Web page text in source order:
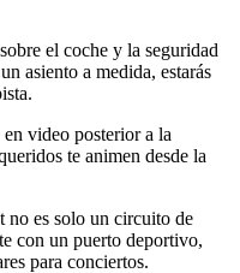
el coche y la seguridad
asiento a medida, estarás
video posterior a la
te animen desde la
no es solo un circuito de
con un puerto deportivo,
para conciertos.